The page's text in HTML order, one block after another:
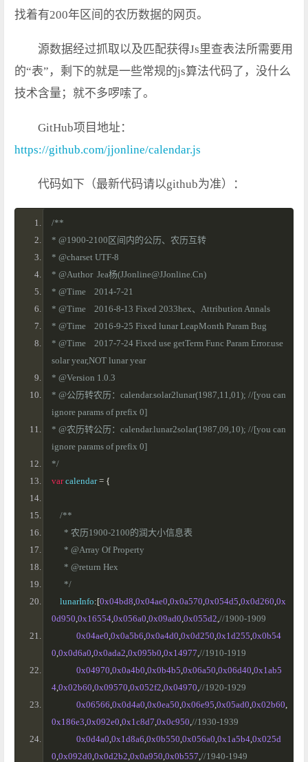
找着有200年区间的农历数据的网页。
源数据经过抓取以及匹配获得Js里查表法所需要用
的“表”，剩下的就是一些常规的js算法代码了，没什么
技术含量；就不多啰嗦了。
GitHub项目地址：
https://github.com/jjonline/calendar.js
代码如下（最新代码请以github为准）：
/**
* @1900-2100区间内的公历、农历互转
* @charset UTF-8
* @Author  Jea杨(JJonline@JJonline.Cn)
* @Time    2014-7-21
* @Time    2016-8-13 Fixed 2033hex、Attribution Annals
* @Time    2016-9-25 Fixed lunar LeapMonth Param Bug
* @Time    2017-7-24 Fixed use getTerm Func Param Error.use
solar year,NOT lunar year
* @Version 1.0.3
* @公历转农历：calendar.solar2lunar(1987,11,01); //[you can
ignore params of prefix 0]
* @农历转公历：calendar.lunar2solar(1987,09,10); //[you can
ignore params of prefix 0]
*/
var calendar = {
/**
      * 农历1900-2100的润大小信息表
      * @Array Of Property
      * @return Hex
      */
    lunarInfo
:[0x04bd8,0x04ae0,0x0a570,0x054d5,0x0d260,0x
0d950,0x16554,0x056a0,0x09ad0,0x055d2,//1900-1909
0x04ae0,0x0a5b6,0x0a4d0,0x0d250,0x1d255,0x0b54
0,0x0d6a0,0x0ada2,0x095b0,0x14977,//1910-1919
0x04970,0x0a4b0,0x0b4b5,0x06a50,0x06d40,0x1ab5
4,0x02b60,0x09570,0x052f2,0x04970,//1920-1929
0x06566,0x0d4a0,0x0ea50,0x06e95,0x05ad0,0x02b60,
0x186e3,0x092e0,0x1c8d7,0x0c950,//1930-1939
0x0d4a0,0x1d8a6,0x0b550,0x056a0,0x1a5b4,0x025d
0,0x092d0,0x0d2b2,0x0a950,0x0b557,//1940-1949